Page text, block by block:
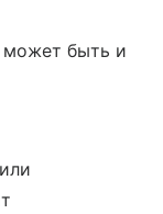
может быть и